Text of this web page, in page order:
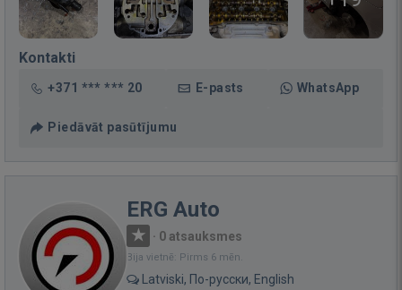
Kontakti
+371 *** *** 20 E-pasts WhatsApp
Piedāvāt pasūtījumu
ERG Auto
· 0 atsauksmes
Bija vietnē: Pirms 6 mēn.
Latviski, По-русски, English